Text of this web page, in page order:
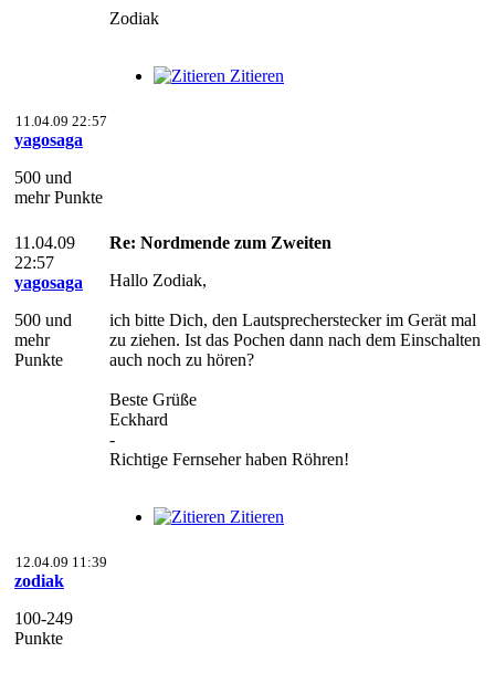
Zodiak
Zitieren
11.04.09 22:57
yagosaga
500 und
mehr Punkte
11.04.09
22:57
yagosaga
500 und
mehr
Punkte
Re: Nordmende zum Zweiten
Hallo Zodiak,
ich bitte Dich, den Lautsprecherstecker im Gerät mal
zu ziehen. Ist das Pochen dann nach dem Einschalten
auch noch zu hören?
Beste Grüße
Eckhard
-
Richtige Fernseher haben Röhren!
Zitieren
12.04.09 11:39
zodiak
100-249
Punkte